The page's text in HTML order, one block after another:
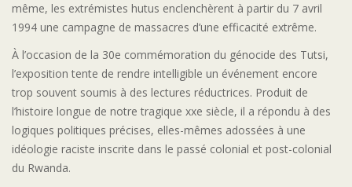
même, les extrémistes hutus enclenchèrent à partir du 7 avril
1994 une campagne de massacres d’une efficacité extrême.
À l’occasion de la 30e commémoration du génocide des Tutsi,
l’exposition tente de rendre intelligible un événement encore
trop souvent soumis à des lectures réductrices. Produit de
l’histoire longue de notre tragique xxe siècle, il a répondu à des
logiques politiques précises, elles-mêmes adossées à une
idéologie raciste inscrite dans le passé colonial et post-colonial
du Rwanda.